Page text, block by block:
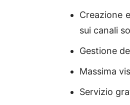
Creazione
sui canali
Gestione
Massima
Servizio